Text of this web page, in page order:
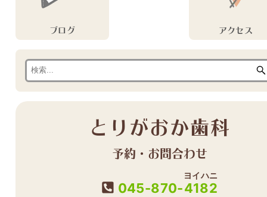
ブログ アクセス
とりがおか歯科
予約・お問合わせ
045-870-4182
ヨイハニ